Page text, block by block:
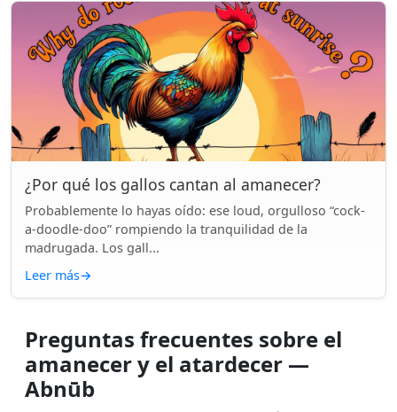
¿Por qué los gallos cantan al amanecer?
Probablemente lo hayas oído: ese loud, orgulloso “cock-
a-doodle-doo” rompiendo la tranquilidad de la
madrugada. Los gall...
Leer más→
Preguntas frecuentes sobre el
amanecer y el atardecer —
Abnūb